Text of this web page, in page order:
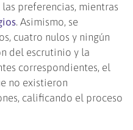
preferencias, mientras
. Asimismo, se
cuatro nulos y ningún
del escrutinio y la
correspondientes, el
no existieron
calificando el proceso